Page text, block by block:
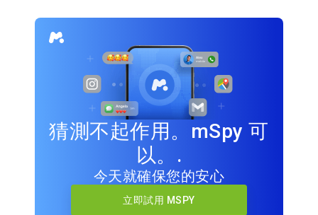
猜測不起作用。mSpy 可
以。.
今天就確保您的安心
立即試用 MSPY